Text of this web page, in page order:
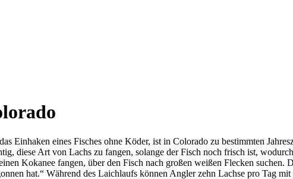
Einhaken eines Fisches ohne Köder, ist in Colorado zu bestimmten
diese Art von Lachs zu fangen, solange der Fisch noch frisch ist,
Kokanee fangen, über den Fisch nach großen weißen Flecken suchen.
hat.“ Während des Laichlaufs können Angler zehn Lachse pro Tag